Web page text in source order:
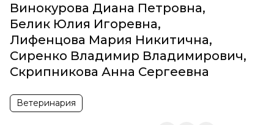
Винокурова Диана Петровна,
Белик Юлия Игоревна,
Лифенцова Мария Никитична,
Сиренко Владимир Владимирович,
Скрипникова Анна Сергеевна
Ветеринария